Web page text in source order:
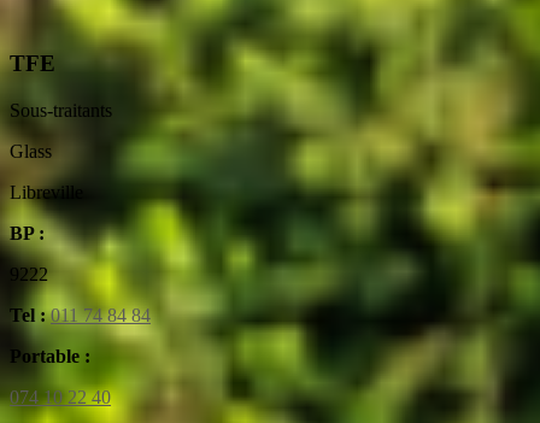
TFE
Sous-traitants
Glass
Libreville
BP :
9222
Tel :011 74 84 84
Portable :
074 10 22 40